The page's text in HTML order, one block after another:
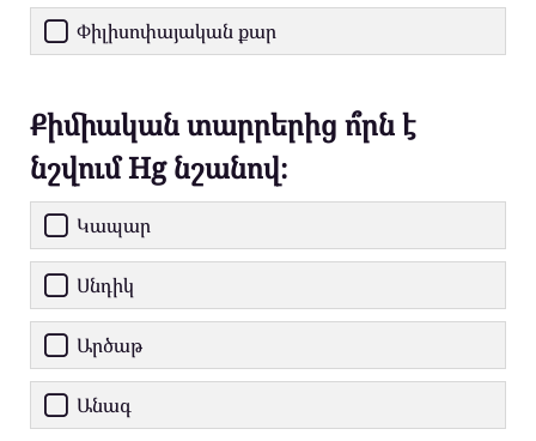
Փիլիսոփայական քար
Քիմիական տարրերից ո՞րն է
նշվում Hg նշանով։
Կապար
Սնդիկ
Արծաթ
Անագ